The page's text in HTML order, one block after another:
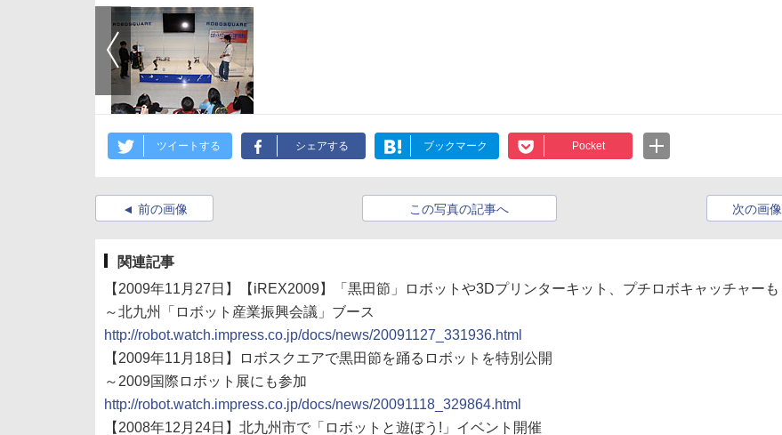
ツイートする シェアする ブックマーク Pocket
前の画像 この写真の記事へ 次の画像
関連記事
【2009年11月27日】【iREX2009】「黒田節」ロボットや3Dプリンターキット、プチロボキャッチャーも
～北九州「ロボット産業振興会議」ブース
http://robot.watch.impress.co.jp/docs/news/20091127_331936.html
【2009年11月18日】ロボスクエアで黒田節を踊るロボットを特別公開
～2009国際ロボット展にも参加
http://robot.watch.impress.co.jp/docs/news/20091118_329864.html
【2008年12月24日】北九州市で「ロボットと遊ぼう!」イベント開催